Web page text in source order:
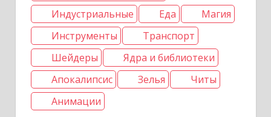
Индустриальные
Еда
Магия
Инструменты
Транспорт
Шейдеры
Ядра и библиотеки
Апокалипсис
Зелья
Читы
Анимации